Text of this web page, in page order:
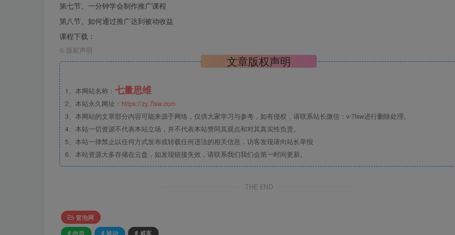
第七节、一分钟学会制作推广课程
第八节、如何通过推广达到被动收益
课程下载：
© 版权声明
文章版权声明
1、本网站名称： 七量思维
2、本站永久网址： https://zy.7lsw.com
3、本网站的文章部分内容可能来源于网络，仅供大家学习与参考，如有侵权，请联系站长微信：v-7lsw进行删除处理。
4、本站一切资源不代表本站立场，并不代表本站赞同其观点和对其真实性负责。
5、本站一律禁止以任何方式发布或转载任何违法的相关信息，访客发现请向站长举报
6、本站资源大多存储在云盘，如发现链接失效，请联系我们我们会第一时间更新。
THE END
冒泡网
# 收益
# 被动 # 威客